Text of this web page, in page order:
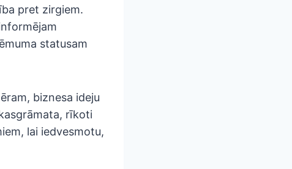
pret zirgiem.
statusam
biznesa ideju
rīkoti
lai iedvesmotu,